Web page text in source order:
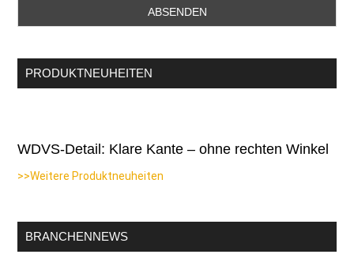
PRODUKTNEUHEITEN
WDVS-Detail: Klare Kante – ohne rechten Winkel
>>Weitere Produktneuheiten
BRANCHENNEWS